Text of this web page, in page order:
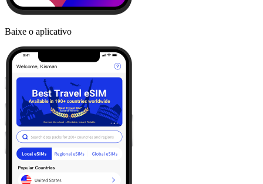
Baixe o aplicativo